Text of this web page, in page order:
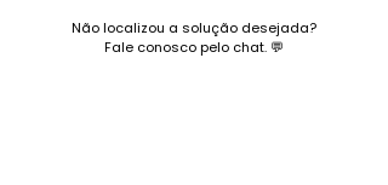
Não localizou a solução desejada?
Fale conosco pelo chat.💬